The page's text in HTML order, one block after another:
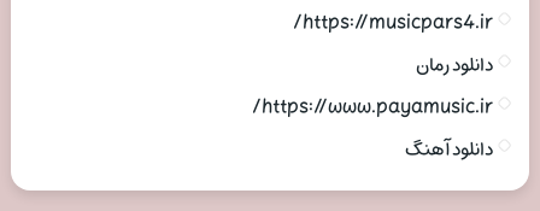
https://musicpars4.ir/
دانلود رمان
https://www.payamusic.ir/
دانلود آهنگ